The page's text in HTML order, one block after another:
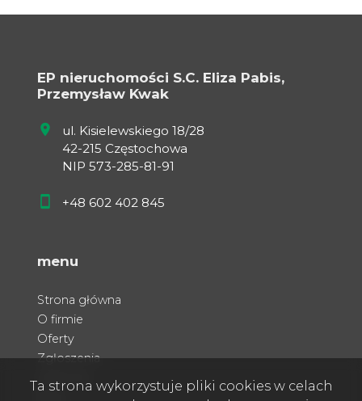
EP nieruchomości S.C. Eliza Pabis,
Przemysław Kwak
ul. Kisielewskiego 18/28
42-215 Częstochowa
NIP 573-285-81-91
+48 602 402 845
menu
Strona główna
O firmie
Oferty
Zgłoszenia
Ta strona wykorzystuje pliki cookies w celach